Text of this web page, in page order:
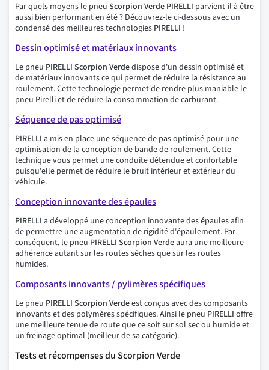
Par quels moyens le pneu Scorpion Verde PIRELLI parvient-il à être
aussi bien performant en été ? Découvrez-le ci-dessous avec un
condensé des meilleures technologies PIRELLI !
Dessin optimisé et matériaux innovants
Le pneu PIRELLI Scorpion Verdedispose d'un dessin optimisé et
de matériaux innovants ce qui permet de réduire la résistance au
roulement. Cette technologie permet de rendre plus maniable le
pneu Pirelli et de réduire la consommation de carburant.
Séquence de pas optimisé
PIRELLI a mis en place une séquence de pas optimisé pour une
optimisation de la conception de bande de roulement. Cette
technique vous permet une conduite détendue et confortable
puisqu'elle permet de réduire le bruit intérieur et extérieur du
véhicule.
Conception innovante des épaules
PIRELLI a développé une conception innovante des épaules afin
de permettre une augmentation de rigidité d'épaulement. Par
conséquent, le pneu PIRELLI Scorpion Verdeaura une meilleure
adhérence autant sur les routes sèches que sur les routes
humides.
Composants innovants / pylimères spécifiques
Le pneu PIRELLI Scorpion Verdeest conçus avec des composants
innovants et des polymères spécifiques. Ainsi le pneu PIRELLI offre
une meilleure tenue de route que ce soit sur sol sec ou humide et
un freinage optimal (meilleur de sa catégorie).
Tests et récompenses du Scorpion Verde